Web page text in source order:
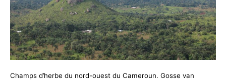
Champs d’herbe du nord-ouest du Cameroun. Gosse van